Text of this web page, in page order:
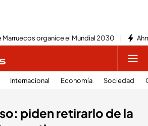
Marruecos organice el Mundial 2030
Internacional Economía Sociedad
piden retirarlo de la